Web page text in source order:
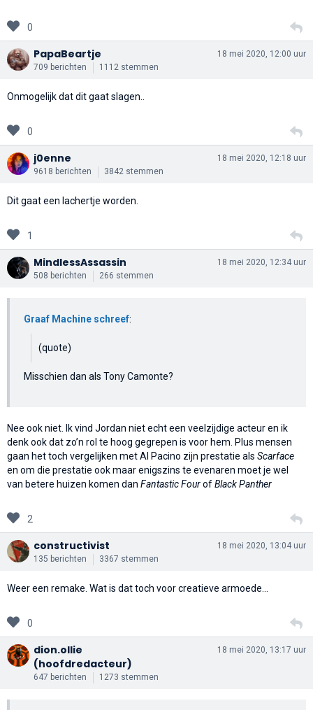
0
PapaBeartje
709 berichten 1112 stemmen
18 mei 2020, 12:00 uur
Onmogelijk dat dit gaat slagen..
0
j0enne
9618 berichten 3842 stemmen
18 mei 2020, 12:18 uur
Dit gaat een lachertje worden.
1
MindlessAssassin
508 berichten 266 stemmen
18 mei 2020, 12:34 uur
Graaf Machine schreef:
(quote)
Misschien dan als Tony Camonte?
Nee ook niet. Ik vind Jordan niet echt een veelzijdige acteur en ik
denk ook dat zo’n rol te hoog gegrepen is voor hem. Plus mensen
gaan het toch vergelijken met Al Pacino zijn prestatie als Scarface
en om die prestatie ook maar enigszins te evenaren moet je wel
van betere huizen komen dan Fantastic FourofBlack Panther
2
constructivist
135 berichten 3367 stemmen
18 mei 2020, 13:04 uur
Weer een remake. Wat is dat toch voor creatieve armoede...
0
dion.ollie
(hoofdredacteur)
647 berichten 1273 stemmen
18 mei 2020, 13:17 uur